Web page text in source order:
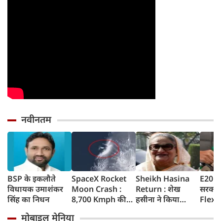
नवीनतम
BSP के इकलौते
विधायक उमाशंकर
सिंह का निधन
SpaceX Rocket
Moon Crash :
8,700 Kmph की
Sheikh Hasina
Return : शेख
हसीना ने किया
E20
Flex-
मोबाइल मेनिया